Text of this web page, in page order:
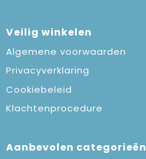
Veilig winkelen
Algemene voorwaarden
Privacyverklaring
Cookiebeleid
Klachtenprocedure
Aanbevolen categorieën